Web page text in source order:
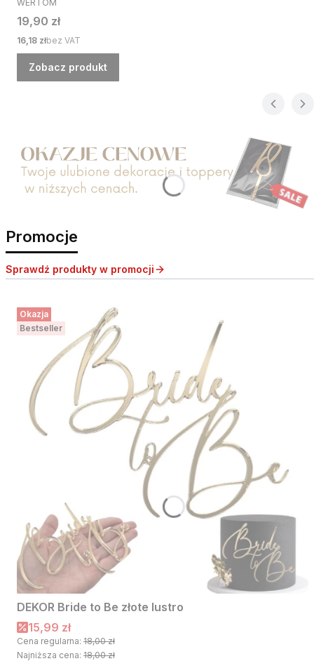
WERTOM
Cena
19,90 zł
Cena
16,18 złbez VAT
Zobacz produkt
Promocje
Sprawdź produkty w promocji
Okazja
Bestseller
DEKOR Bride to Be złote lustro
Cena promocyjna
15,99 zł
Cena regularna: 18,00 zł
Najniższa cena: 18,00 zł